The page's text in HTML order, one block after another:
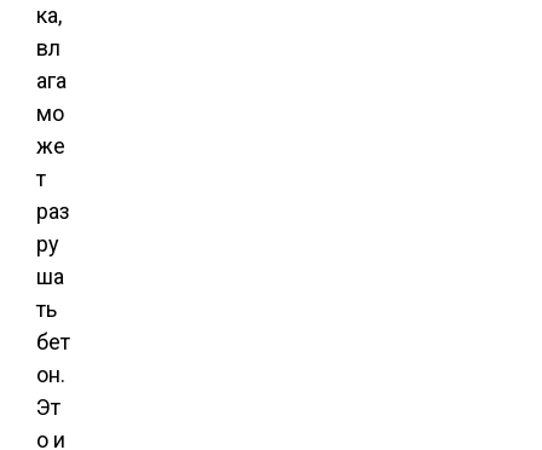
ка,
вл
ага
мо
же
т
раз
ру
ша
ть
бет
он.
Эт
о и